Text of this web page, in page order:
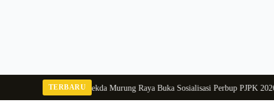
TERBARU
Balang 2026Pj Sekda Murung Raya Buka Sosialisasi Perbup PJPK 2026–2030